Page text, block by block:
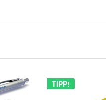
TIPP!